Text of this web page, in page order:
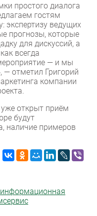
простого диалога
гостям
экспертизу ведущих
прогнозы, которые
для дискуссий, а
всегда
— и мы
— отметил Григорий
компании
уже открыт приём
будут
наличие примеров
информационная